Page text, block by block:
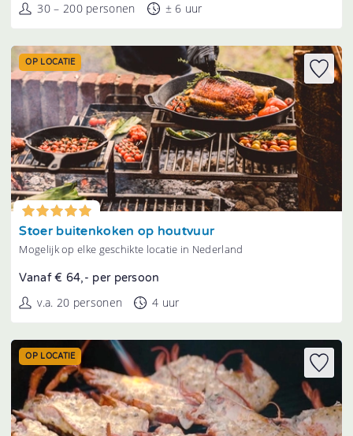
30 – 200 personen ± 6 uur
Tonen
OP LOCATIE
Stoer buitenkoken op houtvuur
Mogelijk op elke geschikte locatie in Nederland
Vanaf € 64,- per persoon
v.a. 20 personen 4 uur
OP LOCATIE